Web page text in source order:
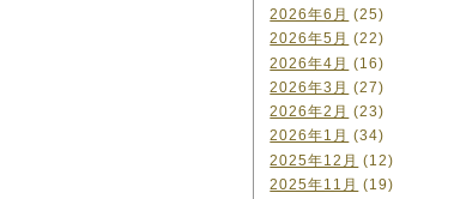
2026年6月 (25)
2026年5月 (22)
2026年4月 (16)
2026年3月 (27)
2026年2月 (23)
2026年1月 (34)
2025年12月 (12)
2025年11月 (19)